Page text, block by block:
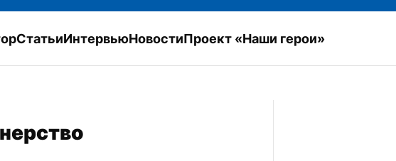
СтатьиИнтервьюНовостиПроект «Наши герои»